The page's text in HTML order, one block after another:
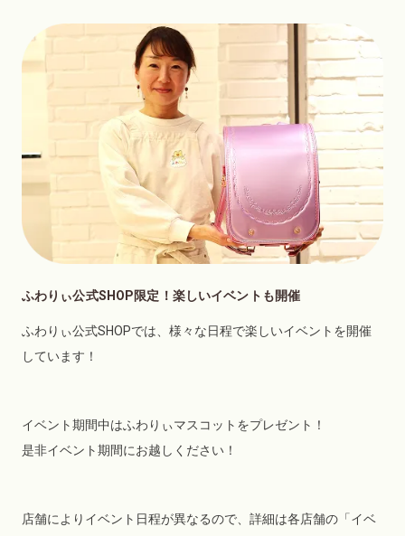
ふわりぃ公式SHOP限定！楽しいイベントも開催
ふわりぃ公式SHOPでは、様々な日程で楽しいイベントを開催
しています！
イベント期間中はふわりぃマスコットをプレゼント！
是非イベント期間にお越しください！
店舗によりイベント日程が異なるので、詳細は各店舗の「イベ